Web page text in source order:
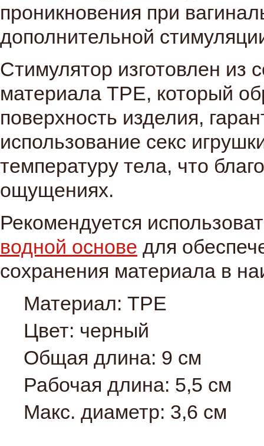
проникновения при
дополнительной
Стимулятор изготовлен из
материала TPE, который
поверхность изделия,
использование секс
температуру тела, что
ощущениях.
Рекомендуется
водной основе для
сохранения материала в
Материал: TPE
Цвет: черный
Общая длина: 9 см
Рабочая длина: 5,5 см
Макс. диаметр: 3,6 см